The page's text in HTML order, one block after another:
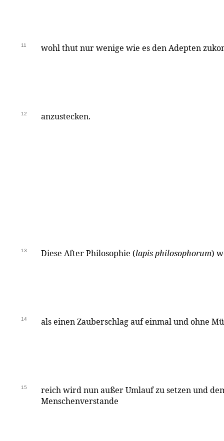
11 wohl thut nur wenige wie es den Adepten
12 anzustecken.
13 Diese After Philosophie (lapis philosophorum)
14 als einen Zauberschlag auf einmal und ohne
15
reich wird nun außer Umlauf zu setzen und
Menschenverstande